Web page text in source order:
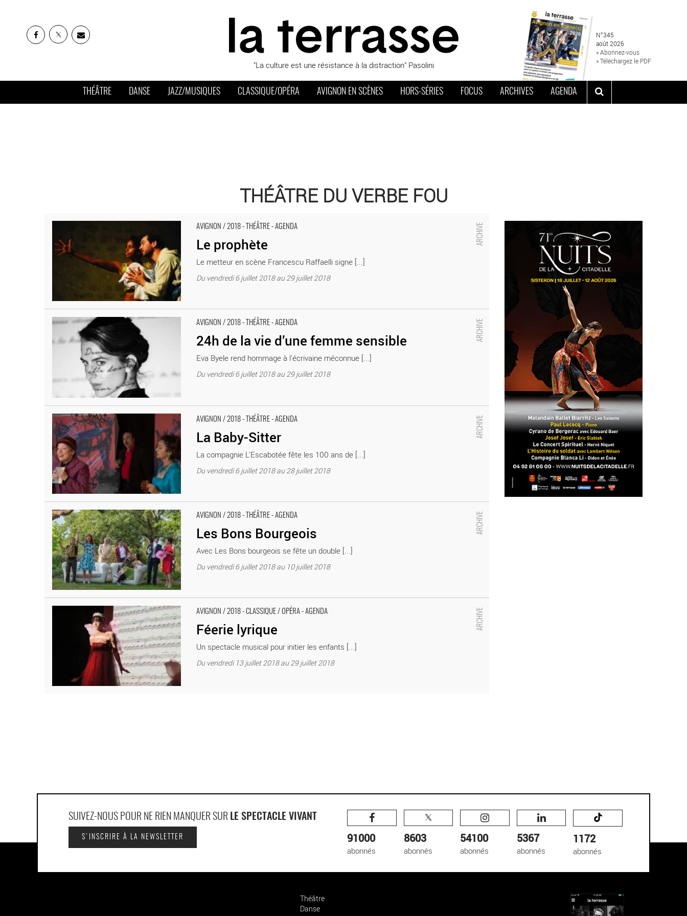
"La culture est une résistance à la distraction" Pasolini
N°345
août 2026
» Abonnez-vous
» Téléchargez le PDF
THÉÂTRE DANSE JAZZ/MUSIQUES CLASSIQUE/OPÉRA AVIGNON EN SCÈNES HORS-SÉRIES FOCUS ARCHIVES AGENDA
THÉÂTRE DU VERBE FOU
AVIGNON / 2018 - THÉÂTRE - AGENDA
Le prophète
Le metteur en scène Francescu Raffaelli signe [...]
Du vendredi 6 juillet 2018 au 29 juillet 2018
Le prophète - Critique sortie Avignon / 2018 Avignon Avignon Off. Théâtre du Verbe fou
AVIGNON / 2018 - THÉÂTRE - AGENDA
24h de la vie d’une femme sensible
Eva Byele rend hommage à l’écrivaine méconnue [...]
Du vendredi 6 juillet 2018 au 29 juillet 2018
24h de la vie d’une femme sensible - Critique sortie Avignon / 2018 Avignon Avignon Off. Théâtre du Verbe fou
AVIGNON / 2018 - THÉÂTRE - AGENDA
La Baby-Sitter
La compagnie L’Escabotée fête les 100 ans de [...]
Du vendredi 6 juillet 2018 au 28 juillet 2018
AVIGNON / 2018 - THÉÂTRE - AGENDA
Les Bons Bourgeois
Avec Les Bons bourgeois se fête un double [...]
Du vendredi 6 juillet 2018 au 10 juillet 2018
AVIGNON / 2018 - CLASSIQUE / OPÉRA - AGENDA
Féerie lyrique
Un spectacle musical pour initier les enfants [...]
Du vendredi 13 juillet 2018 au 29 juillet 2018
Féerie lyrique - Critique sortie Avignon / 2018 Avignon Avignon Off. Théâtre du Verbe fou
SUIVEZ-NOUS POUR NE RIEN MANQUER SUR LE SPECTACLE VIVANT
S'INSCRIRE À LA NEWSLETTER 91000
abonnés
8603
abonnés
54100
abonnés
5367
abonnés
1172
abonnés
Théâtre
Danse